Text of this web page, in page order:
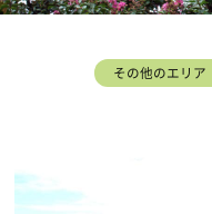
その他のエリア